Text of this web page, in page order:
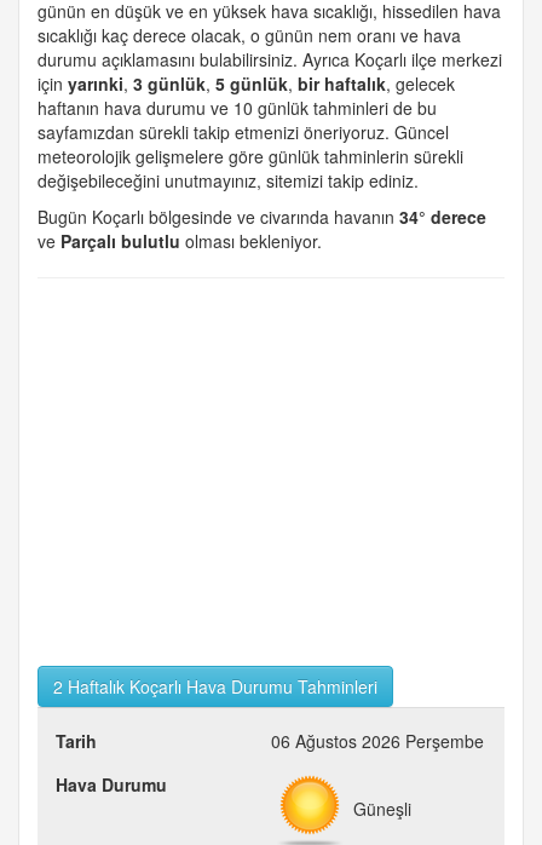
günün en düşük ve en yüksek hava sıcaklığı, hissedilen hava
sıcaklığı kaç derece olacak, o günün nem oranı ve hava
durumu açıklamasını bulabilirsiniz. Ayrıca Koçarlı ilçe merkezi
için yarınki, 3 günlük, 5 günlük, bir haftalık, gelecek
haftanın hava durumu ve 10 günlük tahminleri de bu
sayfamızdan sürekli takip etmenizi öneriyoruz. Güncel
meteorolojik gelişmelere göre günlük tahminlerin sürekli
değişebileceğini unutmayınız, sitemizi takip ediniz.
Bugün Koçarlı bölgesinde ve civarında havanın 34° derece
ve Parçalı bulutlu olması bekleniyor.
2 Haftalık Koçarlı Hava Durumu Tahminleri
06 Ağustos 2026 Perşembe
Güneşli